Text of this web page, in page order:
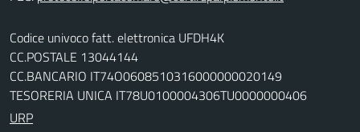
Codice univoco fatt. elettronica UFDH4K
CC.POSTALE 13044144
CC.BANCARIO IT74O0608510316000000020149
TESORERIA UNICA IT78U0100004306TU0000000406
URP